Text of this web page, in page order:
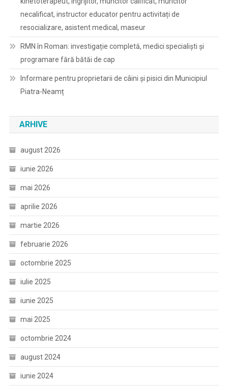
necalificat, instructor educator pentru activitați de
resocializare, asistent medical, maseur
RMN în Roman: investigație completă, medici specialiști și
programare fără bătăi de cap
Informare pentru proprietarii de câini și pisici din Municipiul
Piatra-Neamț
ARHIVE
august 2026
iunie 2026
mai 2026
aprilie 2026
martie 2026
februarie 2026
octombrie 2025
iulie 2025
iunie 2025
mai 2025
octombrie 2024
august 2024
iunie 2024